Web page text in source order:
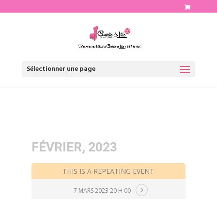
Sélectionner une page
FÉVRIER, 2023
THIS IS A REPEATING EVENT
7 MARS 2023 20 H 00